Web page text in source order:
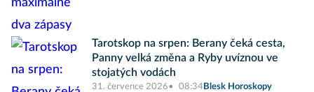
Tarotskop na srpen: Berany čeká cesta,
Panny velká změna a Ryby uvíznou ve
stojatých vodách
31. července 2026 08:34 Blesk Horoskopy